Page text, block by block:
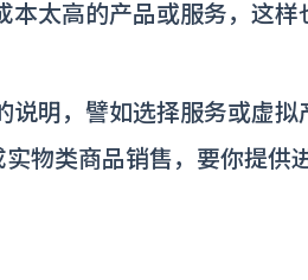
太高的产品或服务，这样
说明，譬如选择服务或虚
物类商品销售，要你提供